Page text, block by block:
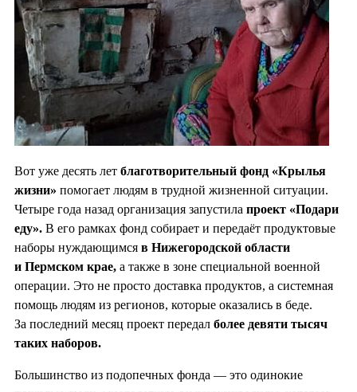
Вот уже десять лет благотворительный фонд «Крылья
жизни» помогает людям в трудной жизненной ситуации.
Четыре года назад организация запустила проект «Подари
еду». В его рамках фонд собирает и передаёт продуктовые
наборы нуждающимся в Нижегородской области
и Пермском крае, а также в зоне специальной военной
операции. Это не просто доставка продуктов, а системная
помощь людям из регионов, которые оказались в беде.
За последний месяц проект передал более девяти тысяч
таких наборов.
Большинство из подопечных фонда — это одинокие